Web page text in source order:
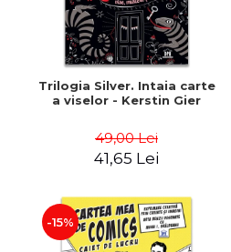
Trilogia Silver. Intaia carte
a viselor - Kerstin Gier
49,00 Lei
41,65 Lei
-15%